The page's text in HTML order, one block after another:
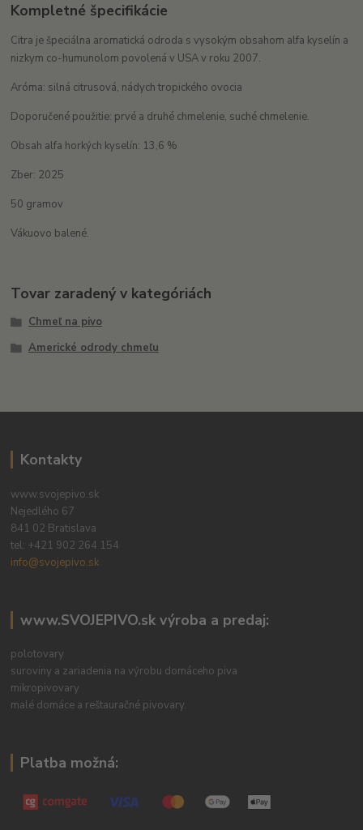
Kompletné špecifikácie
Citra je špeciálna aromatická odroda s vysokým obsahom alfa kyselín a
nizkym co-humunolom povolená v USA v roku 2007.
Aróma: silná citrusová, nádych tropického ovocia
Doporučené použitie: prvé a druhé chmelenie, suché chmelenie.
Obsah alfa horkých kyselín: 13,6 %
Zber: 2025
50 gramov
Vákuovo balené.
Tovar zaradený v kategóriách
Chmeľ na pivo
Americké odrody chmeľu
Kontakty
www.svojepivo.sk
Nejedlého 67
841 02 Bratislava
tel: +421 902 264 154
info@svojepivo.sk
www.SVOJEPIVO.sk výroba a predaj:
polotovary
suroviny a zariadenia na výrobu domáceho piva
mikropivovary
malé domáce a reštauračné pivovary.
Platba možná: